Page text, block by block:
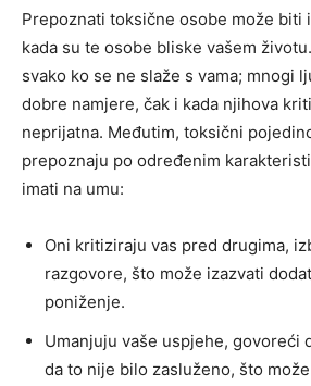
Prepoznati toksične osobe može biti
kada su te osobe bliske vašem
svako ko se ne slaže s vama; mnogi
dobre namjere, čak i kada njihova
neprijatna. Međutim, toksični
prepoznaju po određenim
imati na umu:
Oni kritiziraju vas pred drugima,
razgovore, što može izazvati
poniženje.
Umanjuju vaše uspjehe, govoreći
da to nije bilo zasluženo, što